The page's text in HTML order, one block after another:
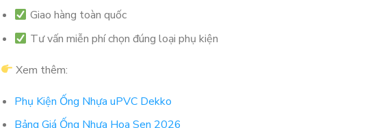
Giao hàng toàn quốc
Tư vấn miễn phí chọn đúng loại phụ kiện
Xem thêm:
Phụ Kiện Ống Nhựa uPVC Dekko
Bảng Giá Ống Nhựa Hoa Sen 2026